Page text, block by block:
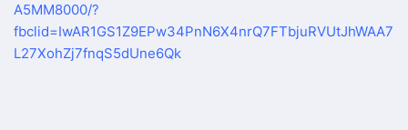
A5MM8000/?
fbclid=IwAR1GS1Z9EPw34PnN6X4nrQ7FTbjuRVUtJhWAA7
L27XohZj7fnqS5dUne6Qk